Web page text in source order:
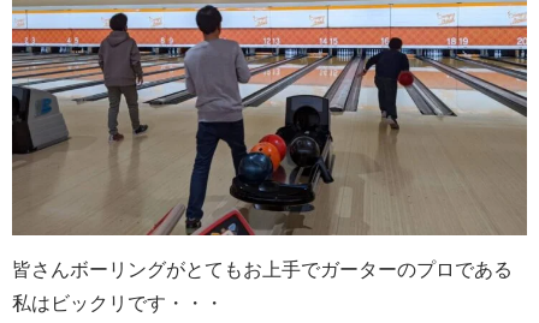
皆さんボーリングがとてもお上手でガーターのプロである
私はビックリです・・・